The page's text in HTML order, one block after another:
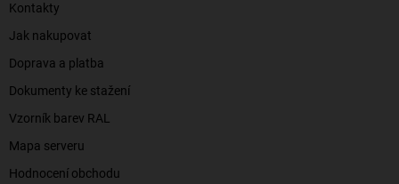
Kontakty
Jak nakupovat
Doprava a platba
Dokumenty ke stažení
Vzorník barev RAL
Mapa serveru
Hodnocení obchodu